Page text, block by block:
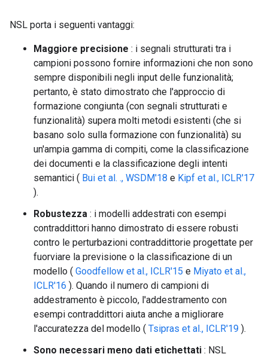
NSL porta i seguenti vantaggi:
Maggiore precisione : i segnali strutturati tra i
campioni possono fornire informazioni che non sono
sempre disponibili negli input delle funzionalità;
pertanto, è stato dimostrato che l'approccio di
formazione congiunta (con segnali strutturati e
funzionalità) supera molti metodi esistenti (che si
basano solo sulla formazione con funzionalità) su
un'ampia gamma di compiti, come la classificazione
dei documenti e la classificazione degli intenti
semantici ( Bui et al. ., WSDM'18 e Kipf et al., ICLR'17
).
Robustezza : i modelli addestrati con esempi
contraddittori hanno dimostrato di essere robusti
contro le perturbazioni contraddittorie progettate per
fuorviare la previsione o la classificazione di un
modello ( Goodfellow et al., ICLR'15 e Miyato et al.,
ICLR'16 ). Quando il numero di campioni di
addestramento è piccolo, l'addestramento con
esempi contraddittori aiuta anche a migliorare
l'accuratezza del modello ( Tsipras et al., ICLR'19 ).
Sono necessari meno dati etichettati : NSL